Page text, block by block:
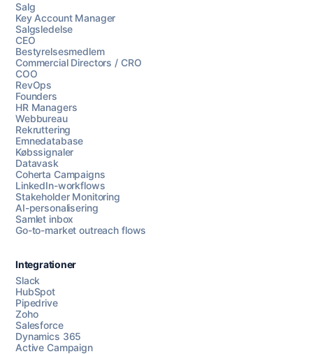
Chat med os
Salg
Key Account Manager
Salgsledelse
CEO
Bestyrelsesmedlem
Commercial Directors / CRO
COO
RevOps
Founders
HR Managers
Webbureau
Rekruttering
Emnedatabase
Købssignaler
Datavask
Coherta Campaigns
LinkedIn-workflows
Stakeholder Monitoring
AI-personalisering
Samlet inbox
Go-to-market outreach flows
Integrationer
Slack
HubSpot
Pipedrive
Zoho
Salesforce
Dynamics 365
Active Campaign